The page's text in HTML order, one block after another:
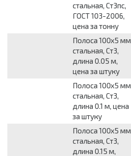
стальная, Ст3пс,
ГОСТ 103-2006,
цена за тонну
Полоса 100x5 мм
стальная, Ст3,
длина 0.05 м,
цена за штуку
Полоса 100x5 мм
стальная, Ст3,
длина 0.1 м, цена
за штуку
Полоса 100x5 мм
стальная, Ст3,
длина 0.15 м,